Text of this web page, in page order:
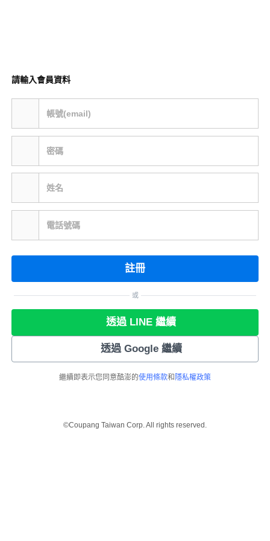
請輸入會員資料
帳號(email)
密碼
姓名
電話號碼
註冊
或
透過 LINE 繼續
透過 Google 繼續
繼續即表示您同意酷澎的使用條款和 隱私權政策
©Coupang Taiwan Corp. All rights reserved.